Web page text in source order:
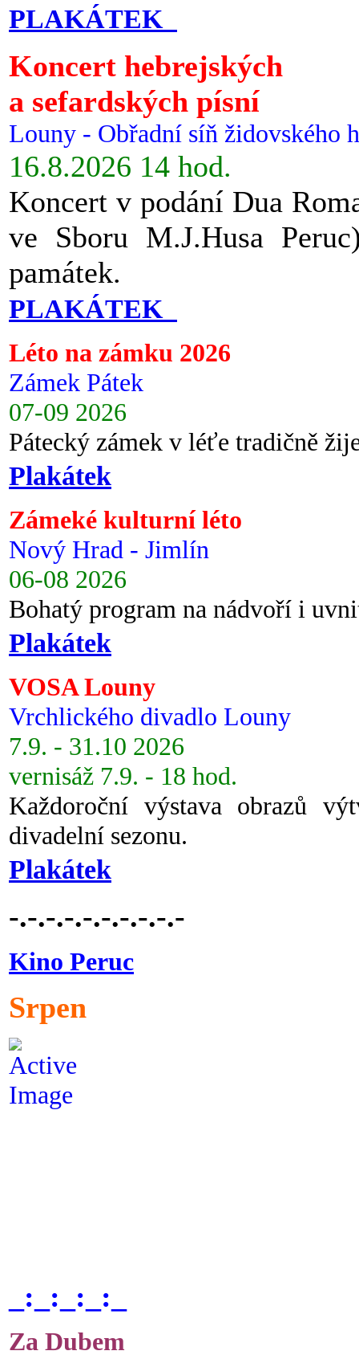
PLAKÁTEK
Koncert hebrejských
a sefardských písní
Louny - Obřadní síň židovského
16.8.2026 14 hod.
Koncert v podání Dua
ve Sboru M.J.Husa
památek.
PLAKÁTEK
Léto na zámku 2026
Zámek Pátek
07-09 2026
Pátecký zámek v léťe tradičně
Plakátek
Zámeké kulturní léto
Nový Hrad - Jimlín
06-08 2026
Bohatý program na nádvoří i
Plakátek
VOSA Louny
Vrchlického divadlo Louny
7.9. - 31.10 2026
vernisáž 7.9. - 18 hod.
Každoroční výstava obrazů
divadelní sezonu.
Plakátek
-.-.-.-.-.-.-.-.-.-
Kino Peruc
Srpen
_:_:_:_:_
Za Dubem